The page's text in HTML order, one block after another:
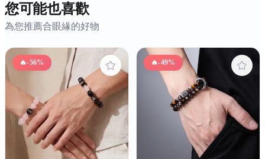
您可能也喜歡
為您推薦合眼緣的好物
🔥-56% 🔥-49%